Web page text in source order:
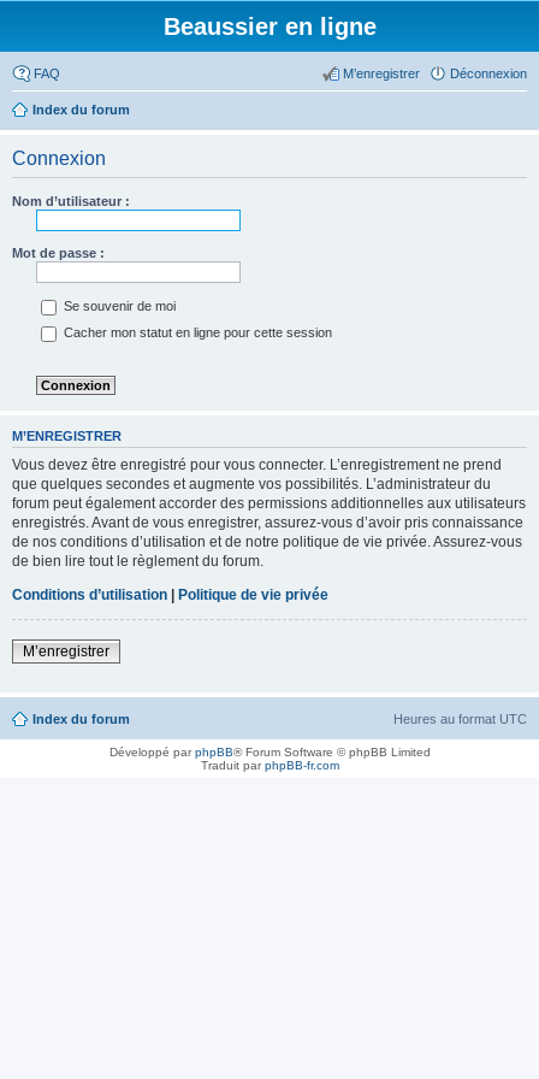
Beaussier en ligne
FAQ Déconnexion
M’enregistrer
Index du forum
Connexion
Nom d’utilisateur :
Mot de passe :
Se souvenir de moi
Cacher mon statut en ligne pour cette session
M’ENREGISTRER
Vous devez être enregistré pour vous connecter. L’enregistrement ne prend
que quelques secondes et augmente vos possibilités. L’administrateur du
forum peut également accorder des permissions additionnelles aux utilisateurs
enregistrés. Avant de vous enregistrer, assurez-vous d’avoir pris connaissance
de nos conditions d’utilisation et de notre politique de vie privée. Assurez-vous
de bien lire tout le règlement du forum.
Conditions d’utilisation | Politique de vie privée
M’enregistrer
Index du forum Heures au format UTC
Développé parphpBB® Forum Software © phpBB Limited
Traduit parphpBB-fr.com